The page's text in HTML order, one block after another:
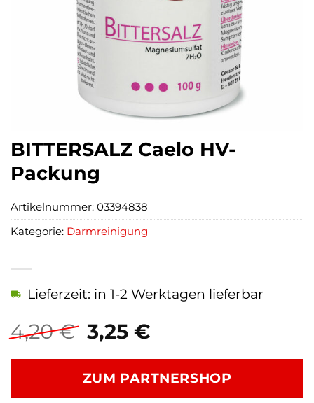
BITTERSALZ Caelo HV-
Packung
4,20€ Ursprünglicher
Preis
war:
4,20 €
3,25 €Aktueller
ist:
3,25 €.
Lieferzeit: in 1-2 Werktagen lieferbar
ZUM PARTNERSHOP
Artikelnummer: 03394838
Kategorie: Darmreinigung